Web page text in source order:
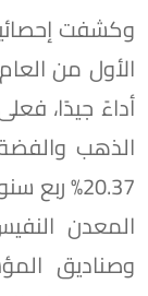
وكشفت
الأول من
أداءً جيدًا،
الذهب
20.37%
المعدن